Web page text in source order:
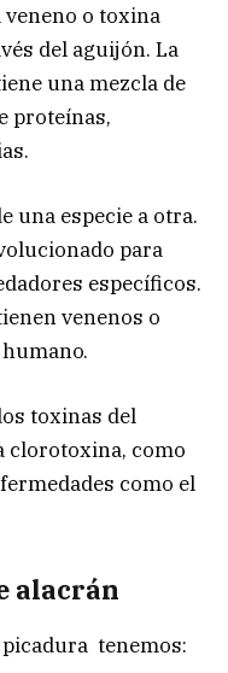
veneno o toxina
del aguijón. La
una mezcla de
proteínas,
una especie a otra.
para
específicos.
venenos o
toxinas del
clorotoxina, como
como el
alacrán
tenemos: